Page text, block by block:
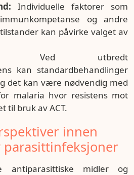
Individuelle faktorer som
og andre
kan påvirke valget av
Ved utbredt
kan standardbehandlinger
det kan være nødvendig med
malaria hvor resistens mot
til bruk av ACT.
innen
antiparasittiske midler og